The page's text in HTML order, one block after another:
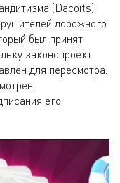
(Dacoits),
дорожного
был принят
законопроект
для пересмотра.
его